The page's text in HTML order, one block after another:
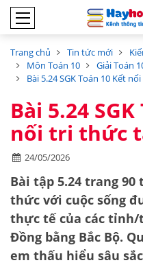
Trang chủ Tin tức mới
Môn Toán 10
Giải Toán
Bài 5.24 SGK Toán 10 Kết
Bài 5.24
nối tri thức
24/05/2026
Bài tập 5.24 trang 90
thức với cuộc sống
thực tế của các
Đồng bằng Bắc Bộ.
em thấu hiểu sâu